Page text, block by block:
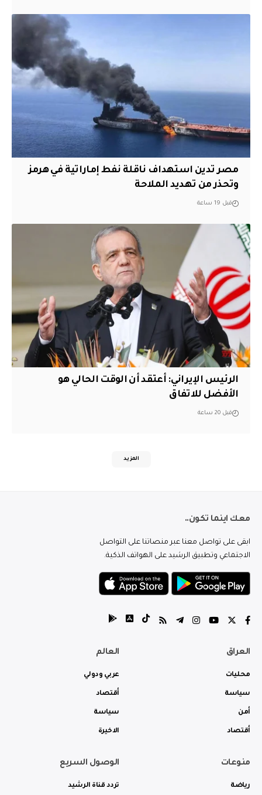
مصر تدين استهداف ناقلة نفط إماراتية في هرمز
وتحذر من تهديد الملاحة
قبل 19 ساعة
الرئيس الإيراني: أعتقد أن الوقت الحالي هو
الأفضل للاتفاق
قبل 20 ساعة
المزيد
معك اينما تكون..
ابقى على تواصل معنا عبر منصاتنا على التواصل
الاجتماعي وتطبيق الرشيد على الهواتف الذكية.
العراق
محليات
سياسة
أمن
أقتصاد
العالم
عربي ودولي
أقتصاد
سياسة
الاخيرة
منوعات
رياضة
الوصول السريع
تردد قناة الرشيد